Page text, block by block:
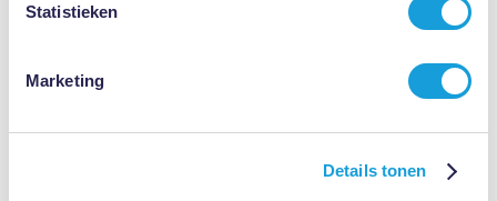
Statistieken
Marketing
Details tonen
Roy Teiken heeft mij op korte termijn geholpen, met geduld
Ik voelde mij goed vertegenwoordigd.